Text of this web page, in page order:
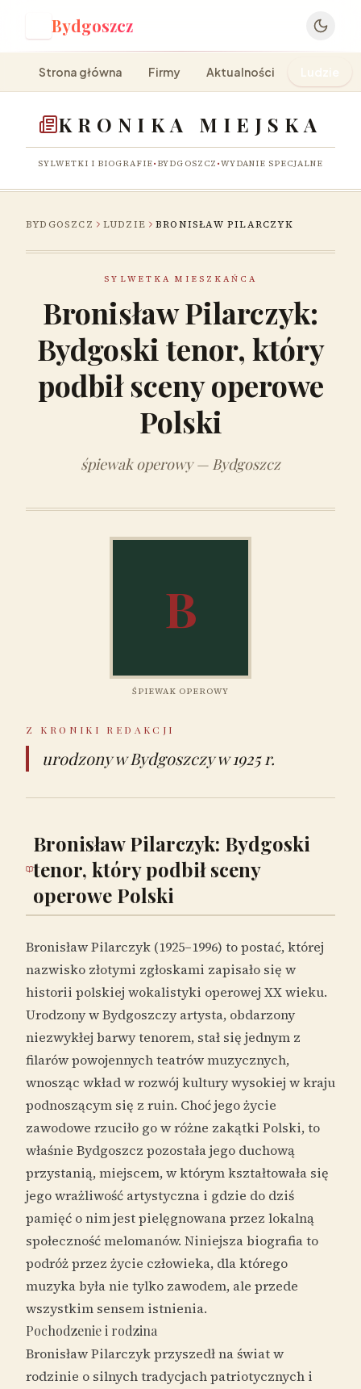
Bydgoszcz
Strona główna Firmy Aktualności Ludzie
KRONIKA MIEJSKA
SYLWETKI I BIOGRAFIE• BYDGOSZCZ •WYDANIE SPECJALNE
BYDGOSZCZ LUDZIE BRONISŁAW PILARCZYK
SYLWETKA MIESZKAŃCA
Bronisław Pilarczyk:
Bydgoski tenor, który
podbił sceny operowe
Polski
śpiewak operowy — Bydgoszcz
B
ŚPIEWAK OPEROWY
Z KRONIKI REDAKCJI
urodzony w Bydgoszczy w 1925 r.
Bronisław Pilarczyk: Bydgoski
tenor, który podbił sceny
operowe Polski
Bronisław Pilarczyk (1925–1996) to postać, której
nazwisko złotymi zgłoskami zapisało się w
historii polskiej wokalistyki operowej XX wieku.
Urodzony w Bydgoszczy artysta, obdarzony
niezwykłej barwy tenorem, stał się jednym z
filarów powojennych teatrów muzycznych,
wnosząc wkład w rozwój kultury wysokiej w kraju
podnoszącym się z ruin. Choć jego życie
zawodowe rzuciło go w różne zakątki Polski, to
właśnie Bydgoszcz pozostała jego duchową
przystanią, miejscem, w którym kształtowała się
jego wrażliwość artystyczna i gdzie do dziś
pamięć o nim jest pielęgnowana przez lokalną
społeczność melomanów. Niniejsza biografia to
podróż przez życie człowieka, dla którego
muzyka była nie tylko zawodem, ale przede
wszystkim sensem istnienia.
Pochodzenie i rodzina
Bronisław Pilarczyk przyszedł na świat w
rodzinie o silnych tradycjach patriotycznych i